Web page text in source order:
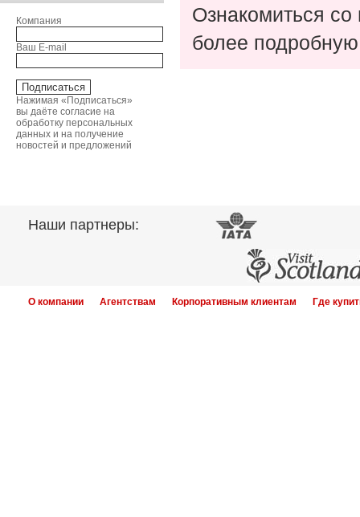
Компания
Ваш E-mail
Нажимая «Подписаться»
вы даёте согласие на
обработку персональных
данных и на получение
новостей и предложений
Ознакомиться
более
Наши партнеры:
О компании Агентствам Корпоративным клиентам Где